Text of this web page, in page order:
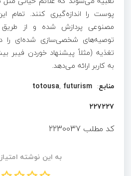
پوست را اندازه‌گیری کنند.
مصنوعی پردازش شده و از طریق
توصیه‌های شخصی‌سازی شده‌ای را
تغذیه (مثلاً پیشنهاد خوردن فیبر
به کاربر ارائه می‌دهد.
منابع:
totousa, futurism
۲۲۷۲۲۷
کد مطلب 2230037
به این نوشته